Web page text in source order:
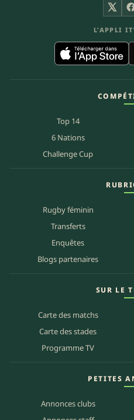
X
L’APPLI
Top 14
6 Nations
Challenge Cup
Rugby féminin
Transferts
Enquêtes
Blogs partenaires
SUR LE
Carte des matchs
Carte des stades
Programme TV
PETITES
Annonces clubs